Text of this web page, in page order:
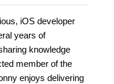
iOS developer
years of
knowledge
member of the
enjoys delivering